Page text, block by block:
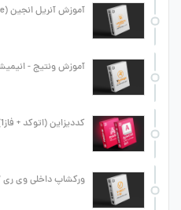
آموزش آنریل انجین (Unreal Engine)
آموزش ونتیج -
کددیزاین (اتوکد + فاز1)
ورکشاپ داخلی وی ری 7 + هوش مصنوعی